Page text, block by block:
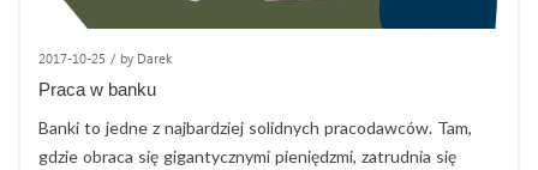
2017-10-25 / by Darek
Praca w banku
Banki to jedne z najbardziej solidnych pracodawców. Tam,
gdzie obraca się gigantycznymi pieniędzmi, zatrudnia się